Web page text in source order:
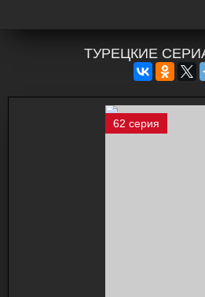
ТУРЕЦКИЕ
62 серия